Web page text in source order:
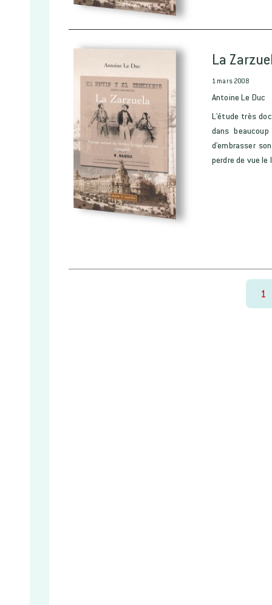
La
1 mars 2008
Antoine Le Duc
L'étude très
dans
d'embrasser
perdre de vue le
1